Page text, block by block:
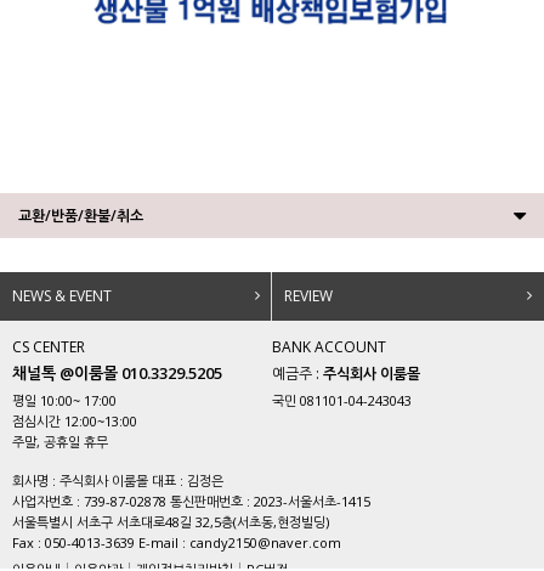
교환/반품/환불/취소
NEWS & EVENT REVIEW
CS CENTER
채널톡 @이룸몰 010.3329.5205
평일 10:00~ 17:00
점심시간 12:00~13:00
주말, 공휴일 휴무
BANK ACCOUNT
예금주 : 주식회사 이룸몰
국민 081101-04-243043
회사명 : 주식회사 이룸몰 대표 : 김정은
사업자번호 : 739-87-02878 통신판매번호 : 2023-서울서초-1415
서울특별시 서초구 서초대로48길 32,5층(서초동,현정빌딩)
Fax : 050-4013-3639 E-mail : candy2150@naver.com